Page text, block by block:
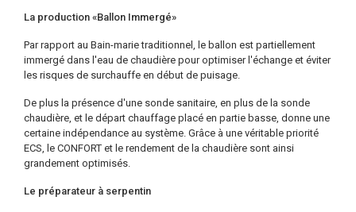
La production «Ballon Immergé»
Par rapport au Bain-marie traditionnel, le ballon est partiellement
immergé dans l'eau de chaudière pour optimiser l'échange et éviter
les risques de surchauffe en début de puisage.
De plus la présence d'une sonde sanitaire, en plus de la sonde
chaudière, et le départ chauffage placé en partie basse, donne une
certaine indépendance au système. Grâce à une véritable priorité
ECS, le CONFORT et le rendement de la chaudière sont ainsi
grandement optimisés.
Le préparateur à serpentin